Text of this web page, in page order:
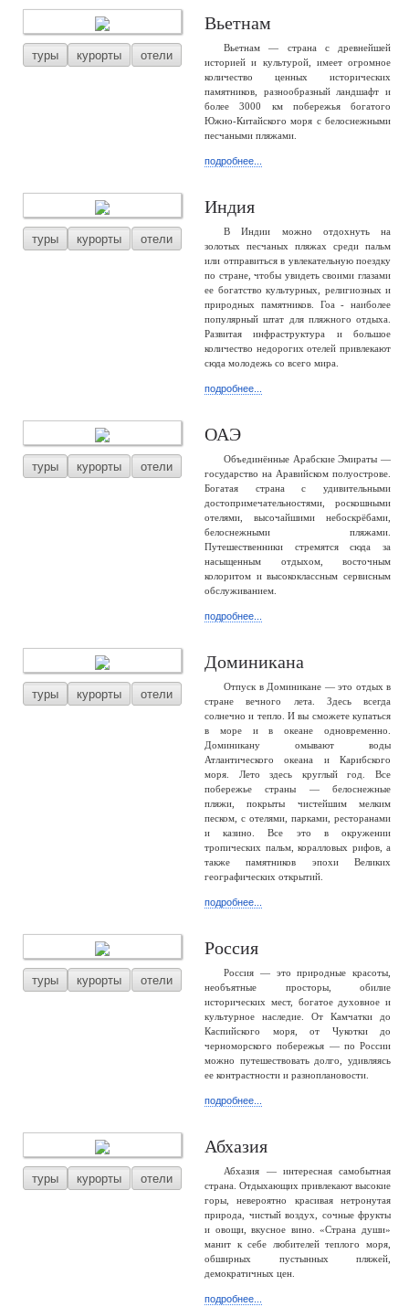
туры курорты отели
Вьетнам
Вьетнам — страна с древнейшей
историей и культурой, имеет огромное
количество ценных исторических
памятников, разнообразный ландшафт и
более 3000 км побережья богатого
Южно-Китайского моря с белоснежными
песчаными пляжами.
подробнее...
туры курорты отели
Индия
В Индии можно отдохнуть на
золотых песчаных пляжах среди пальм
или отправиться в увлекательную поездку
по стране, чтобы увидеть своими глазами
ее богатство культурных, религиозных и
природных памятников. Гоа - наиболее
популярный штат для пляжного отдыха.
Развитая инфраструктура и большое
количество недорогих отелей привлекают
сюда молодежь со всего мира.
подробнее...
туры курорты отели
ОАЭ
Объединённые Арабские Эмираты —
государство на Аравийском полуострове.
Богатая страна с удивительными
достопримечательностями, роскошными
отелями, высочайшими небоскрёбами,
белоснежными пляжами.
Путешественники стремятся сюда за
насыщенным отдыхом, восточным
колоритом и высококлассным сервисным
обслуживанием.
подробнее...
туры курорты отели
Доминикана
Отпуск в Доминикане — это отдых в
стране вечного лета. Здесь всегда
солнечно и тепло. И вы сможете купаться
в море и в океане одновременно.
Доминикану омывают воды
Атлантического океана и Карибского
моря. Лето здесь круглый год. Все
побережье страны — белоснежные
пляжи, покрыты чистейшим мелким
песком, с отелями, парками, ресторанами
и казино. Все это в окружении
тропических пальм, коралловых рифов, а
также памятников эпохи Великих
географических открытий.
подробнее...
туры курорты отели
Россия
Россия — это природные красоты,
необъятные просторы, обилие
исторических мест, богатое духовное и
культурное наследие. От Камчатки до
Каспийского моря, от Чукотки до
черноморского побережья — по России
можно путешествовать долго, удивляясь
ее контрастности и разноплановости.
подробнее...
туры курорты отели
Абхазия
Абхазия — интересная самобытная
страна. Отдыхающих привлекают высокие
горы, невероятно красивая нетронутая
природа, чистый воздух, сочные фрукты
и овощи, вкусное вино. «Страна души»
манит к себе любителей теплого моря,
обширных пустынных пляжей,
демократичных цен.
подробнее...